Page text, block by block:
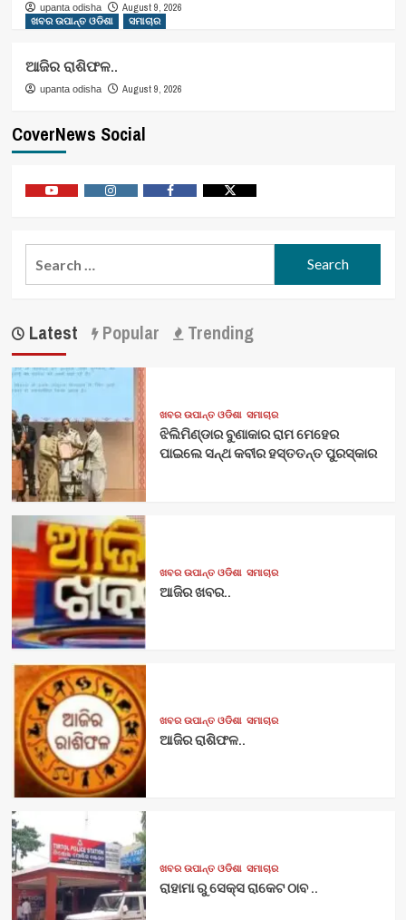
upanta odisha
August 9, 2026
ଖବର ଉପାନ୍ତ ଓଡିଶା
ସମାଚାର
ଆଜିର ରାଶିଫଳ..
upanta odisha August 9, 2026
CoverNews Social
Latest Popular Trending
ଖବର ଉପାନ୍ତ ଓଡିଶା ସମାଚାର
ଝିଲିମିଣ୍ଡାର ବୁଣାକାର ରାମ ମେହେର
ପାଇଲେ ସନ୍ଥ କବୀର ହସ୍ତତନ୍ତ ପୁରସ୍କାର
ଖବର ଉପାନ୍ତ ଓଡିଶା ସମାଚାର
ଆଜିର ଖବର..
ଖବର ଉପାନ୍ତ ଓଡିଶା ସମାଚାର
ଆଜିର ରାଶିଫଳ..
ଖବର ଉପାନ୍ତ ଓଡିଶା ସମାଚାର
ରାହାମା ରୁ ସେକ୍ସ ରାକେଟ ଠାବ ..